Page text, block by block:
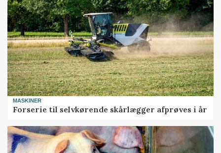
MASKINER
Forserie til selvkørende skårlægger afprøves i år